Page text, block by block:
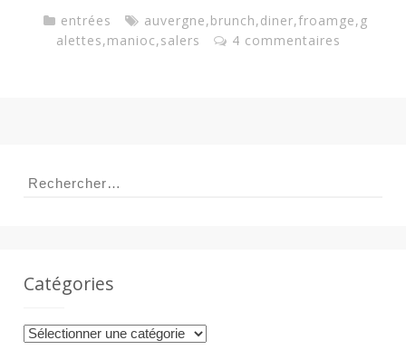
entrées auvergne,brunch,diner,froamge, g
alettes,manioc,salers 4 commentaires
Rechercher :
Catégories
Catégories